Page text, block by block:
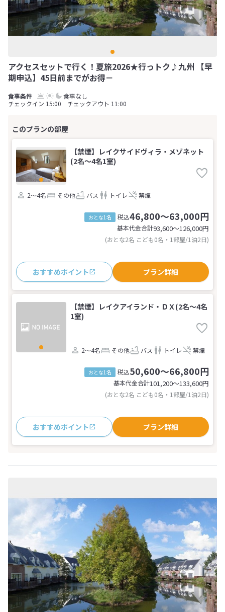
アクセスセットで行く！夏旅2026★行っトク♪九州 【早
期申込】45日前までがお得－
食事なし
チェックイン 15:00 チェックアウト 11:00
【禁煙】レイクサイドヴィラ・メゾネット
(2名～4名1室)
2～4名 その他 バス トイレ 禁煙
おとな1名 税込46,800～63,000円
基本代金合計93,600〜126,000円
(おとな2名 こども0名・1部屋/1泊2日)
おすすめポイント プラン詳細
【禁煙】レイクアイランド・ＤＸ(2名～4名
1室)
2～4名 その他 バス トイレ 禁煙
おとな1名 税込50,600～66,800円
基本代金合計101,200〜133,600円
(おとな2名 こども0名・1部屋/1泊2日)
おすすめポイント プラン詳細